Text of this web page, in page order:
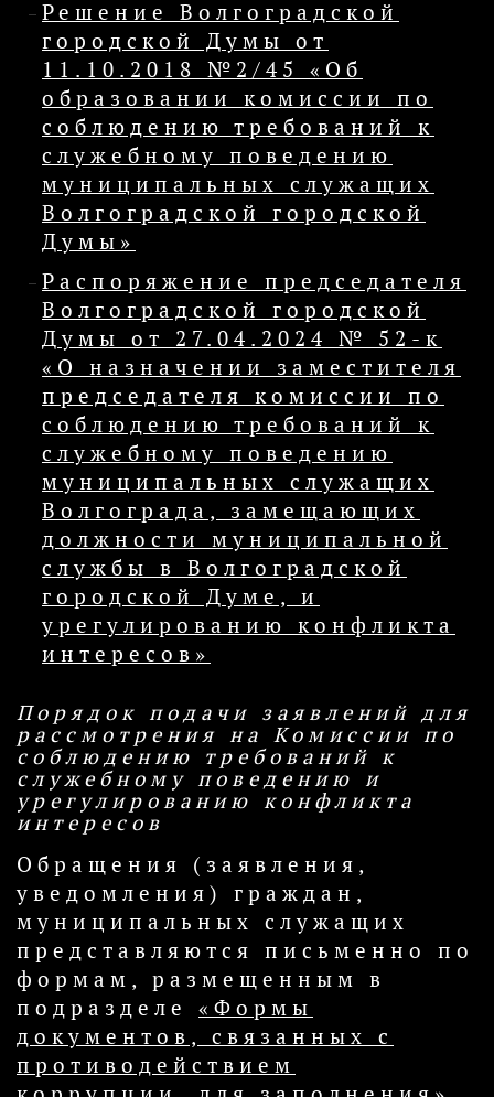
Решение Волгоградской
городской Думы от
11.10.2018 №2/45 «Об
образовании комиссии по
соблюдению требований к
служебному поведению
муниципальных служащих
Волгоградской городской
Думы»
Распоряжение председателя
Волгоградской городской
Думы от 27.04.2024 № 52-к
«О назначении заместителя
председателя комиссии по
соблюдению требований к
служебному поведению
муниципальных служащих
Волгограда, замещающих
должности муниципальной
службы в Волгоградской
городской Думе, и
урегулированию конфликта
интересов»
Порядок подачи заявлений для
рассмотрения на Комиссии по
соблюдению требований к
служебному поведению и
урегулированию конфликта
интересов
Обращения (заявления,
уведомления) граждан,
муниципальных служащих
представляются письменно по
формам, размещенным в
подразделе «Формы
документов, связанных с
противодействием